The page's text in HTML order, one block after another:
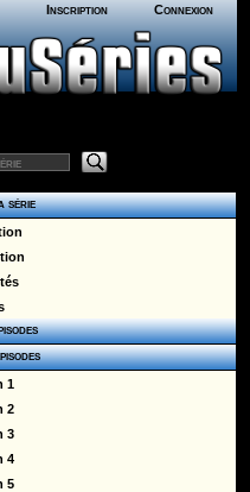
Inscription Connexion
série
1
2
3
4
5